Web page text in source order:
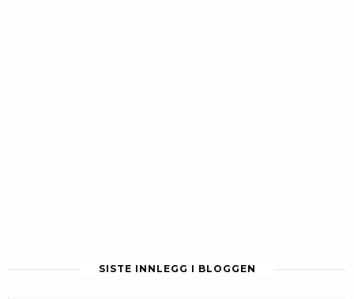
SISTE INNLEGG I BLOGGEN